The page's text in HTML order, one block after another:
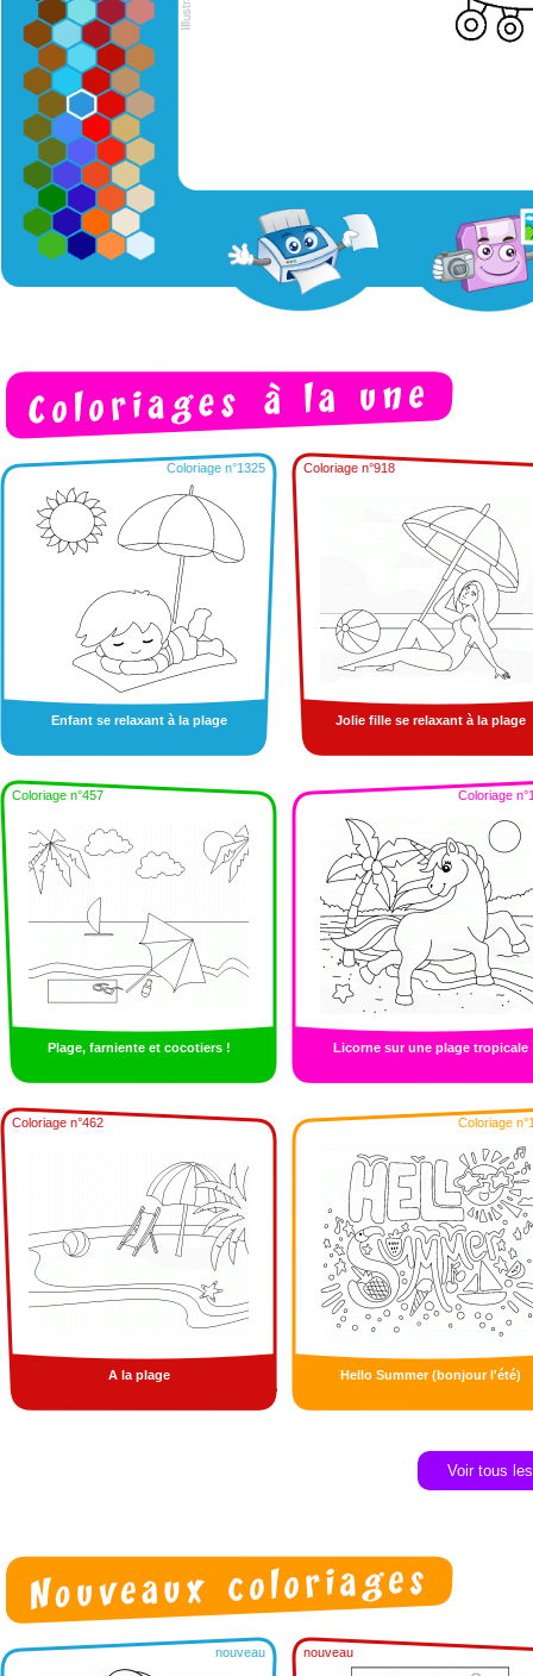
Coloriage n°1325
Enfant se relaxant à la plage
Coloriage n°918
Jolie fille se relaxant à la plage
Coloriage n°457
Plage, farniente et cocotiers !
Coloriage
Licorne sur une plage tropicale
Coloriage n°462
A la plage
Coloriage
Hello Summer (bonjour l'été)
Voir tous
nouveau nouveau